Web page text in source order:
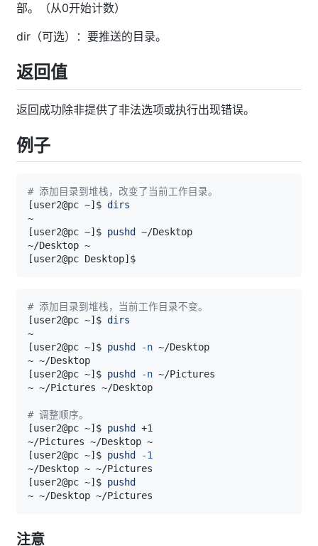
部。（从0开始计数）
dir（可选）：要推送的目录。
返回值
返回成功除非提供了非法选项或执行出现错误。
例子
# 添加目录到堆栈，改变了当前工作目录。
[user2@pc ~] $ dirs
[user2@pc ~] $ pushd
[user2@pc Desktop]
# 添加目录到堆栈，当前工作目录不变。
[user2@pc ~] $ dirs
[user2@pc ~] $ pushd -n
[user2@pc ~] $ pushd -n
# 调整顺序。
[user2@pc ~] $ pushd
[user2@pc ~] $ pushd
-1
[user2@pc ~] $ pushd
注意